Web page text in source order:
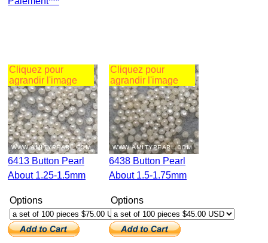
Cliquez pour
agrandir l'image
6413 Button Pearl
About 1.25-1.5mm
Options
Cliquez pour
agrandir l'image
6438 Button Pearl
About 1.5-1.75mm
Options